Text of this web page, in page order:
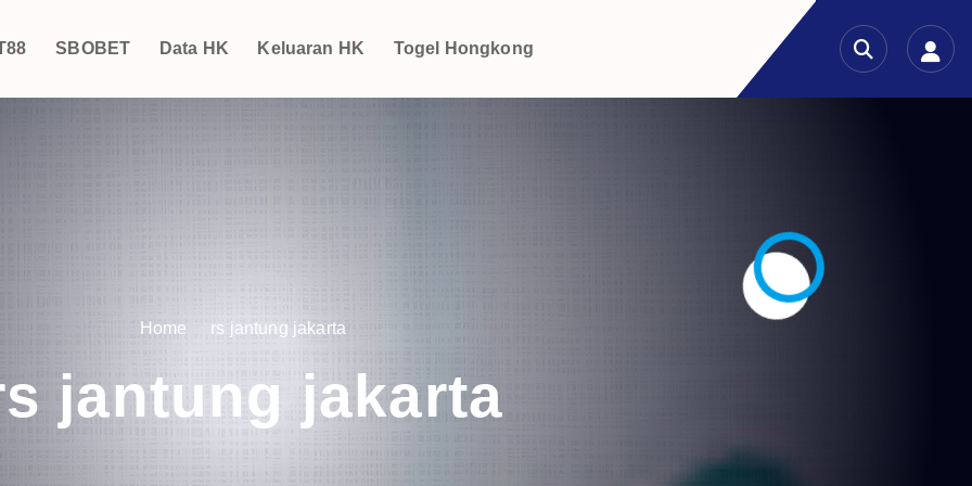
SBOBET Data HK Keluaran HK Togel Hongkong
Home rs jantung jakarta
jantung jakarta